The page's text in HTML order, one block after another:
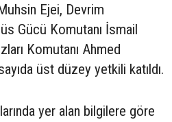
Ejei, Devrim
Gücü Komutanı İsmail
Komutanı Ahmed
üst düzey yetkili katıldı.
yer alan bilgilere göre